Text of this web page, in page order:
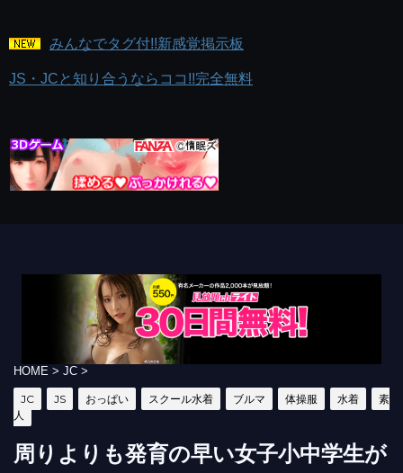
みんなでタグ付!!新感覚掲示板
JS・JCと知り合うならココ!!完全無料
HOME > JC >
JC JS おっぱい スクール水着 ブルマ 体操服 水着
素
人
周りよりも発育の早い女子小中学生が